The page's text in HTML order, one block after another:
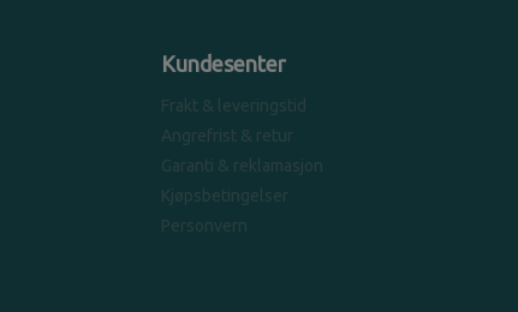
Kundesenter
Frakt & leveringstid
Angrefrist & retur
Garanti & reklamasjon
Kjøpsbetingelser
Personvern